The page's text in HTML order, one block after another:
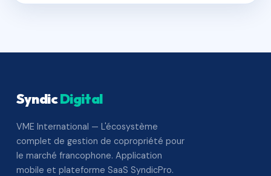
SyndicDigital
VME International — L'écosystème
complet de gestion de copropriété pour
le marché francophone. Application
mobile et plateforme SaaS SyndicPro.